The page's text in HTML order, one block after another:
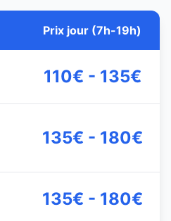
Prix jour (7h-19h)
110€ - 135€
135€ - 180€
135€ - 180€